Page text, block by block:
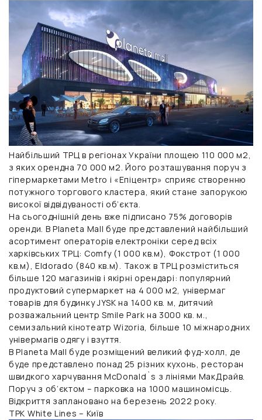
Найбільший ТРЦ в регіонах України площею 110 000 м2,
з яких орендна 70 000 м2. Його розташування поруч з
гіпермаркетами Metro і «Епіцентр» сприяє створенню
потужного торгового кластера, який стане запорукою
високої відвідуваності об’єкта.
На сьогоднішній день вже підписано 75% договорів
оренди. В Planeta Mall буде представлений найбільший
асортимент операторів електроніки серед всіх
харківських ТРЦ: Comfy (1 000 кв.м), Фокстрот (1 000
кв.м), Eldorado (840 кв.м). Також в ТРЦ розміститься
більше 120 магазинів і якірні орендарі: популярний
продуктовий супермаркет на 4 000 м2, універмаг
товарів для будинку JYSK на 1400 кв. м, дитячий
розважальний центр Smile Park на 3000 кв. м.,
семизальний кінотеатр Wizoria, більше 10 міжнародних
універмагів одягу і взуття.
В Planeta Mall буде розміщений великий фуд-холл, де
буде представлено понад 25 різних кухонь, ресторан
швидкого харчування McDonald`s з лініями МакДрайв.
Поруч з об’єктом – парковка на 1000 машиномісць.
Відкриття заплановано на березень 2022 року.
ТРК White Lines – Київ